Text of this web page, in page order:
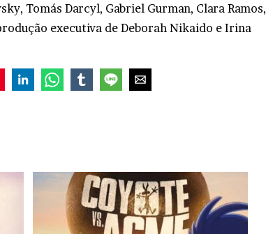
Tomás Darcyl, Gabriel Gurman, Clara Ramos,
executiva de Deborah Nikaido e Irina